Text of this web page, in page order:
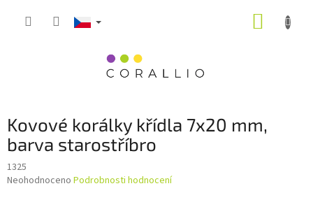
Kovové korálky křídla 7x20 mm,
barva starostříbro
1325
Průměrné
Neohodnoceno Podrobnosti hodnocení